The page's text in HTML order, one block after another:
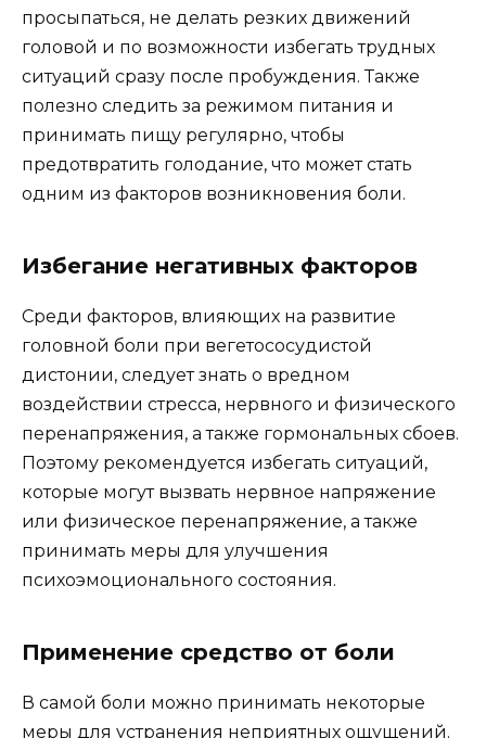
просыпаться, не делать резких движений
головой и по возможности избегать трудных
ситуаций сразу после пробуждения. Также
полезно следить за режимом питания и
принимать пищу регулярно, чтобы
предотвратить голодание, что может стать
одним из факторов возникновения боли.
Избегание негативных факторов
Среди факторов, влияющих на развитие
головной боли при вегетососудистой
дистонии, следует знать о вредном
воздействии стресса, нервного и физического
перенапряжения, а также гормональных сбоев.
Поэтому рекомендуется избегать ситуаций,
которые могут вызвать нервное напряжение
или физическое перенапряжение, а также
принимать меры для улучшения
психоэмоционального состояния.
Применение средство от боли
В самой боли можно принимать некоторые
меры для устранения неприятных ощущений.